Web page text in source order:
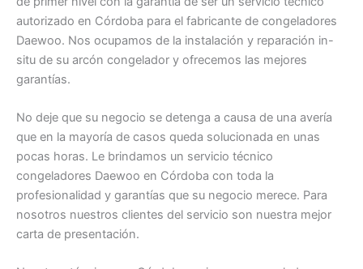
autorizado en Córdoba para el fabricante de congeladores
Daewoo. Nos ocupamos de la instalación y reparación in-
situ de su arcón congelador y ofrecemos las mejores
garantías.
No deje que su negocio se detenga a causa de una avería
que en la mayoría de casos queda solucionada en unas
pocas horas. Le brindamos un servicio técnico
congeladores Daewoo en Córdoba con toda la
profesionalidad y garantías que su negocio merece. Para
nosotros nuestros clientes del servicio son nuestra mejor
carta de presentación.